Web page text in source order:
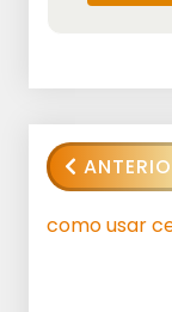
como usar